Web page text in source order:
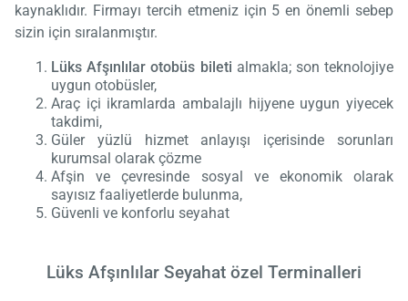
kaynaklıdır. Firmayı tercih etmeniz için 5 en önemli sebep
sizin için sıralanmıştır.
Lüks Afşınlılar otobüs bileti almakla; son teknolojiye
uygun otobüsler,
Araç içi ikramlarda ambalajlı hijyene uygun yiyecek
takdimi,
Güler yüzlü hizmet anlayışı içerisinde sorunları
kurumsal olarak çözme
Afşin ve çevresinde sosyal ve ekonomik olarak
sayısız faaliyetlerde bulunma,
Güvenli ve konforlu seyahat
Lüks Afşınlılar Seyahat özel Terminalleri